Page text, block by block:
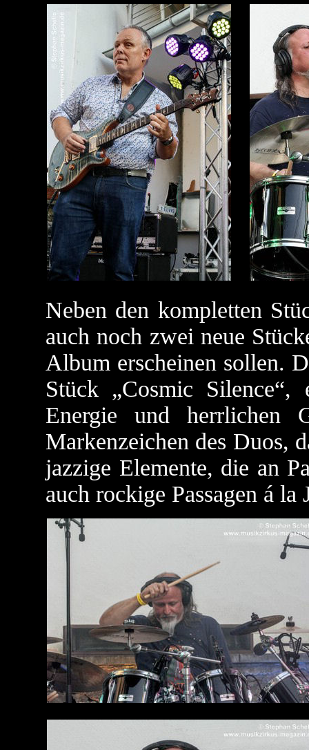
Neben den kompletten
auch noch zwei neue
Album erscheinen sollen.
Stück „Cosmic
Energie und herrlichen
Markenzeichen des Duos,
jazzige Elemente, die an
auch rockige Passagen á